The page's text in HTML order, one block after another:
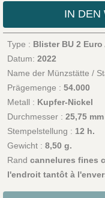
IN DEN
Type : Blister BU 2 Euro
Datum: 2022
Name der Münzstätte /
Prägemenge : 54.000
Metall : Kupfer-Nickel
Durchmesser : 25,75 mm
Stempelstellung : 12 h.
Gewicht : 8,50 g.
Rand cannelures fines
l'endroit tantôt à